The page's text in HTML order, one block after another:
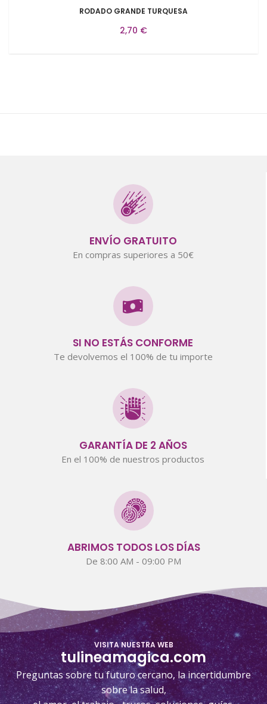
RODADO GRANDE TURQUESA
2,70 €
ENVÍO GRATUITO
En compras superiores a 50€
SI NO ESTÁS CONFORME
Te devolvemos el 100% de tu importe
GARANTÍA DE 2 AÑOS
En el 100% de nuestros productos
ABRIMOS TODOS LOS DÍAS
De 8:00 AM - 09:00 PM
VISITA NUESTRA WEB
tulineamagica.com
Preguntas sobre tu futuro cercano, la incertidumbre
sobre la salud,